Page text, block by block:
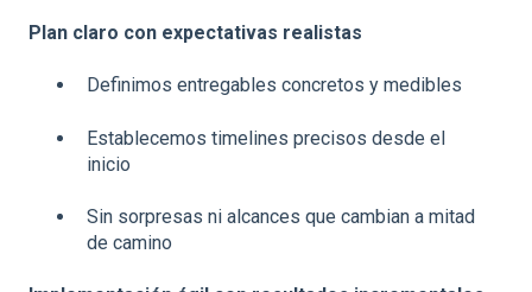
Plan claro con expectativas realistas
Definimos entregables concretos y medibles
Establecemos timelines precisos desde el
inicio
Sin sorpresas ni alcances que cambian a mitad
de camino